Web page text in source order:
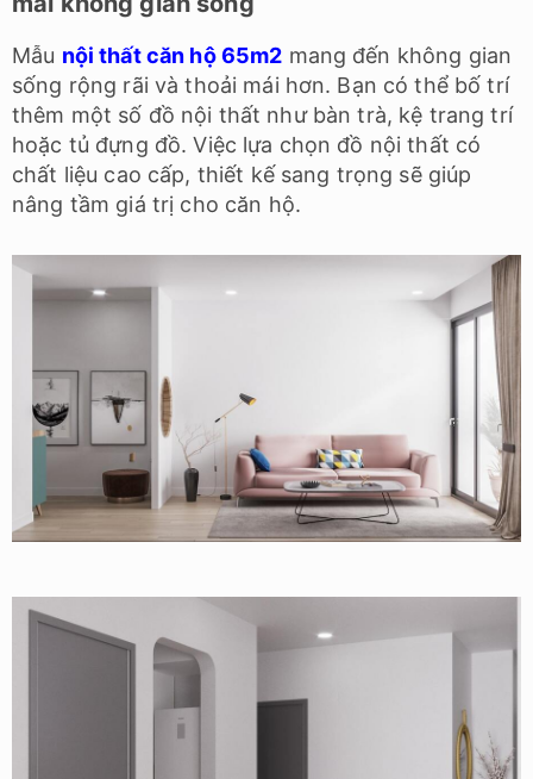
Mẫu nội thất căn hộ 65m2 mang đến không gian
sống rộng rãi và thoải mái hơn. Bạn có thể bố trí
thêm một số đồ nội thất như bàn trà, kệ trang trí
hoặc tủ đựng đồ. Việc lựa chọn đồ nội thất có
chất liệu cao cấp, thiết kế sang trọng sẽ giúp
nâng tầm giá trị cho căn hộ.